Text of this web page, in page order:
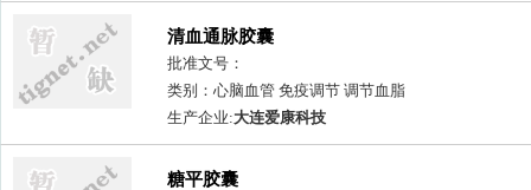
清血通脉胶囊
批准文号：
类别：心脑血管 免疫调节 调节血脂
生产企业:大连爱康科技
糖平胶囊